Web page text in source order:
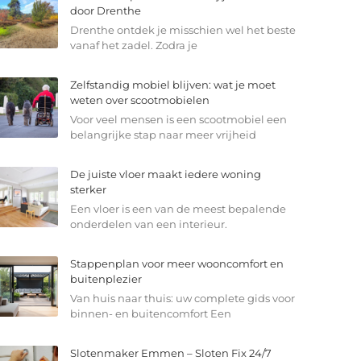
door Drenthe
Drenthe ontdek je misschien wel het beste
vanaf het zadel. Zodra je
Zelfstandig mobiel blijven: wat je moet
weten over scootmobielen
Voor veel mensen is een scootmobiel een
belangrijke stap naar meer vrijheid
De juiste vloer maakt iedere woning
sterker
Een vloer is een van de meest bepalende
onderdelen van een interieur.
Stappenplan voor meer wooncomfort en
buitenplezier
Van huis naar thuis: uw complete gids voor
binnen- en buitencomfort Een
Slotenmaker Emmen – Sloten Fix 24/7